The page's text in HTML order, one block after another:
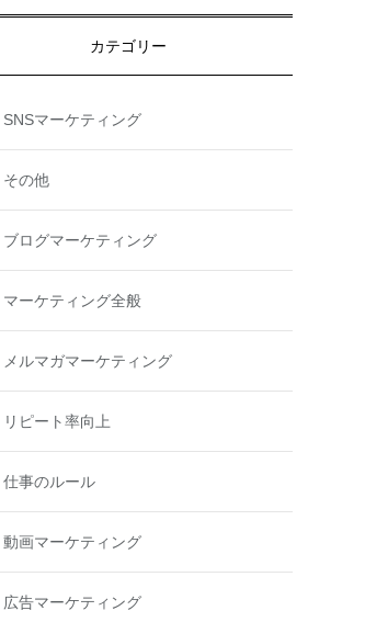
カテゴリー
SNSマーケティング
その他
ブログマーケティング
マーケティング全般
メルマガマーケティング
リピート率向上
仕事のルール
動画マーケティング
広告マーケティング